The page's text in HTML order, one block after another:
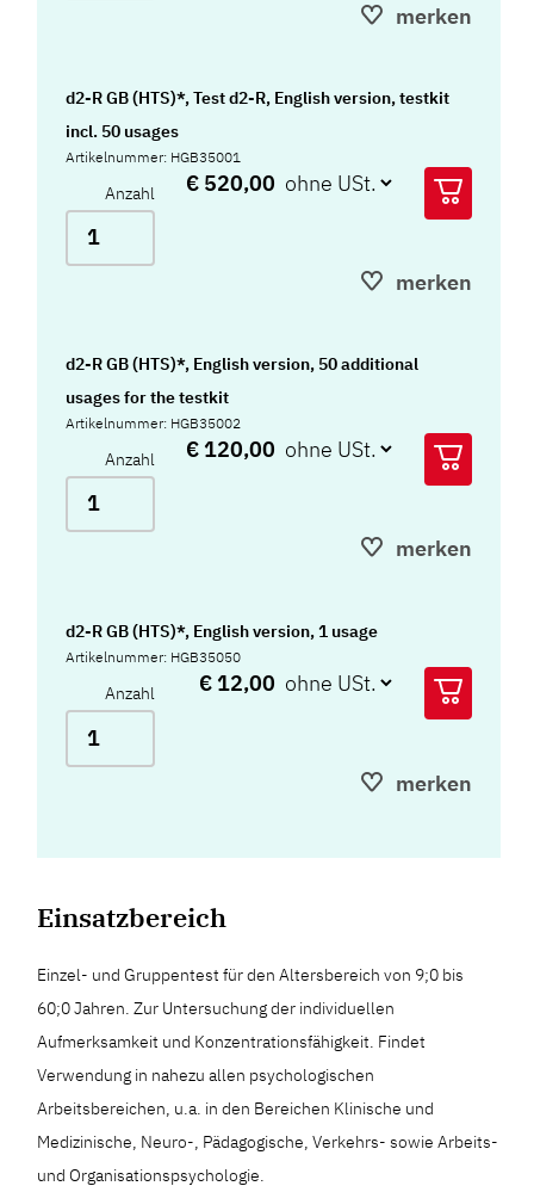
merken
d2-R GB (HTS)*, Test d2-R, English version, testkit
incl. 50 usages
Artikelnummer: HGB35001
Anzahl € 520,00
merken
d2-R GB (HTS)*, English version, 50 additional
usages for the testkit
Artikelnummer: HGB35002
Anzahl € 120,00
merken
d2-R GB (HTS)*, English version, 1 usage
Artikelnummer: HGB35050
Anzahl € 12,00
merken
Einsatzbereich
Einzel- und Gruppentest für den Altersbereich von 9;0 bis
60;0 Jahren. Zur Untersuchung der individuellen
Aufmerksamkeit und Konzentrationsfähigkeit. Findet
Verwendung in nahezu allen psychologischen
Arbeitsbereichen, u.a. in den Bereichen Klinische und
Medizinische, Neuro-, Pädagogische, Verkehrs- sowie Arbeits-
und Organisationspsychologie.